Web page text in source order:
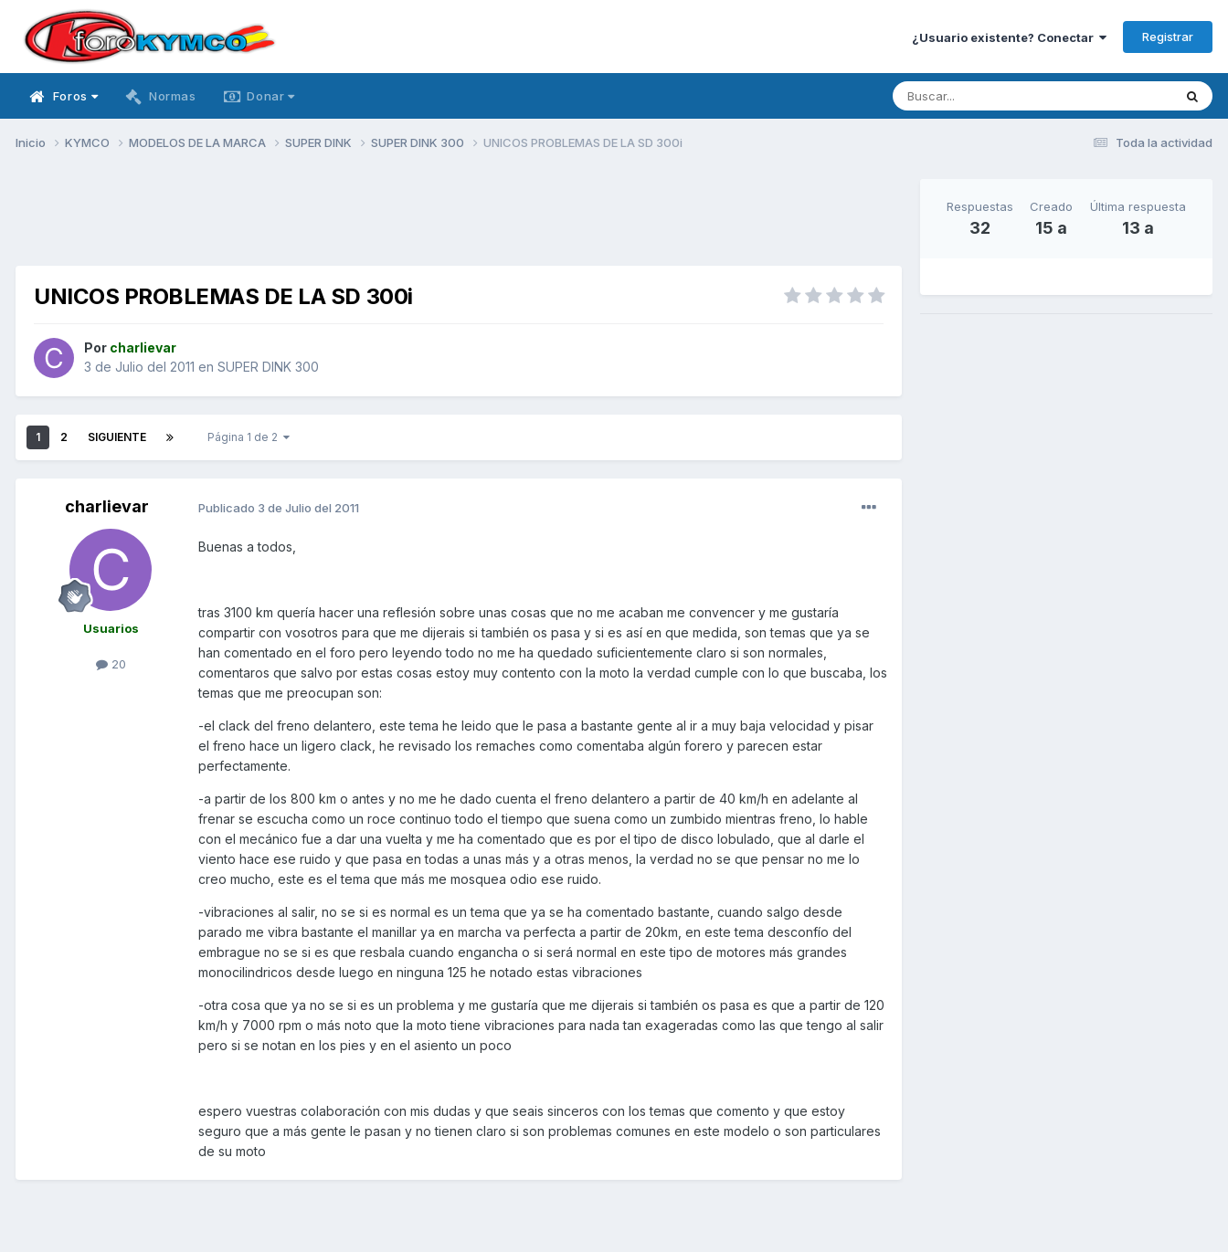
¿Usuario existente? Conectar Registrar
Foros Normas Donar
Toda la actividad
Inicio KYMCO MODELOS DE LA MARCA SUPER DINK SUPER DINK 300 UNICOS PROBLEMAS DE LA SD 300i
UNICOS PROBLEMAS DE LA SD 300i
Por charlievar
3 de Julio del 2011 en SUPER DINK 300
1 2 SIGUIENTE Página 1 de 2
charlievar
Usuarios
20
Publicado 3 de Julio del 2011
Buenas a todos,
tras 3100 km quería hacer una reflesión sobre unas cosas que no me acaban me convencer y me gustaría
compartir con vosotros para que me dijerais si también os pasa y si es así en que medida, son temas que ya se
han comentado en el foro pero leyendo todo no me ha quedado suficientemente claro si son normales,
comentaros que salvo por estas cosas estoy muy contento con la moto la verdad cumple con lo que buscaba, los
temas que me preocupan son:
-el clack del freno delantero, este tema he leido que le pasa a bastante gente al ir a muy baja velocidad y pisar
el freno hace un ligero clack, he revisado los remaches como comentaba algún forero y parecen estar
perfectamente.
-a partir de los 800 km o antes y no me he dado cuenta el freno delantero a partir de 40 km/h en adelante al
frenar se escucha como un roce continuo todo el tiempo que suena como un zumbido mientras freno, lo hable
con el mecánico fue a dar una vuelta y me ha comentado que es por el tipo de disco lobulado, que al darle el
viento hace ese ruido y que pasa en todas a unas más y a otras menos, la verdad no se que pensar no me lo
creo mucho, este es el tema que más me mosquea odio ese ruido.
-vibraciones al salir, no se si es normal es un tema que ya se ha comentado bastante, cuando salgo desde
parado me vibra bastante el manillar ya en marcha va perfecta a partir de 20km, en este tema desconfío del
embrague no se si es que resbala cuando engancha o si será normal en este tipo de motores más grandes
monocilindricos desde luego en ninguna 125 he notado estas vibraciones
-otra cosa que ya no se si es un problema y me gustaría que me dijerais si también os pasa es que a partir de 120
km/h y 7000 rpm o más noto que la moto tiene vibraciones para nada tan exageradas como las que tengo al salir
pero si se notan en los pies y en el asiento un poco
espero vuestras colaboración con mis dudas y que seais sinceros con los temas que comento y que estoy
seguro que a más gente le pasan y no tienen claro si son problemas comunes en este modelo o son particulares
de su moto
Respuestas
32
Creado
15 a
Última respuesta
13 a